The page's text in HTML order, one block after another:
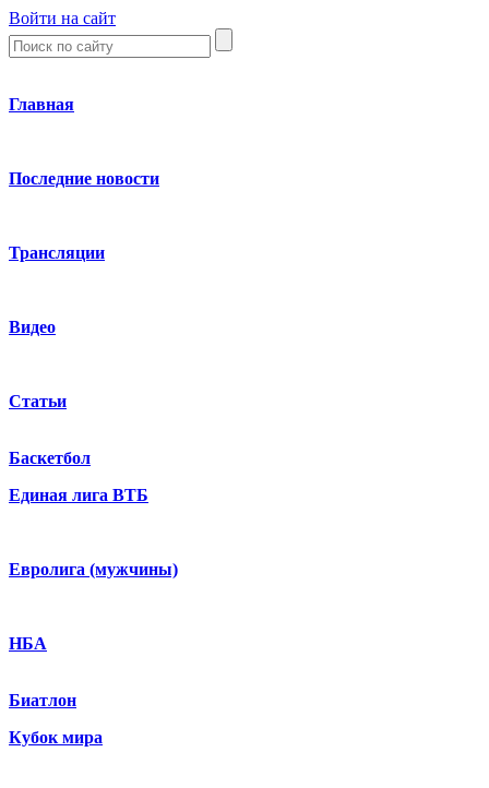
Войти на сайт
Главная
Последние новости
Трансляции
Видео
Статьи
Баскетбол
Единая лига ВТБ
Евролига (мужчины)
НБА
Биатлон
Кубок мира